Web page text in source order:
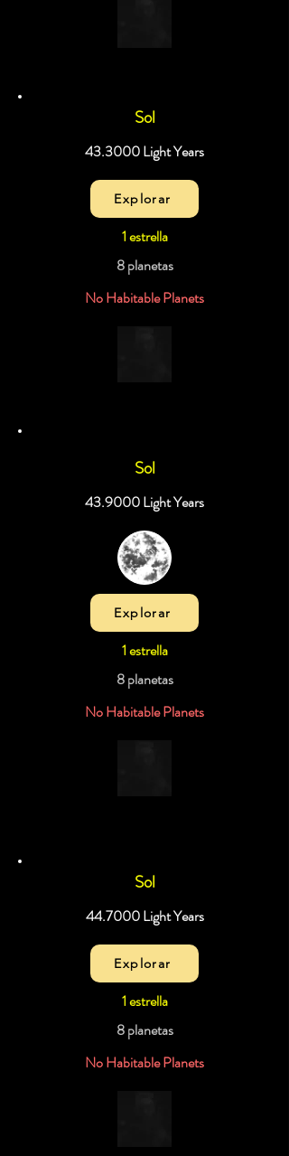
Sol
43.3000 Light Years
Explorar
1 estrella
8 planetas
No Habitable Planets
Sol
43.9000 Light Years
Explorar
1 estrella
8 planetas
No Habitable Planets
Sol
44.7000 Light Years
Explorar
1 estrella
8 planetas
No Habitable Planets